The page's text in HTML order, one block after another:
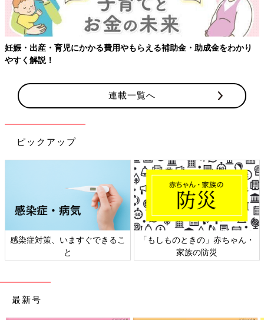
妊娠・出産・育児にかかる費用やもらえる補助金・助成金をわかり
やすく解説！
連載一覧へ
ピックアップ
感染症対策、いますぐできるこ
と
「もしものときの」赤ちゃん・
家族の防災
最新号